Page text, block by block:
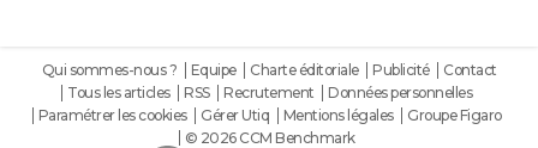
Qui sommes-nous ? Equipe Charte éditoriale Publicité
Contact
Tous les articles
RSS Recrutement
Données personnelles
Paramétrer les cookies
Gérer Utiq Mentions légales
Groupe Figaro
© 2026 CCM Benchmark